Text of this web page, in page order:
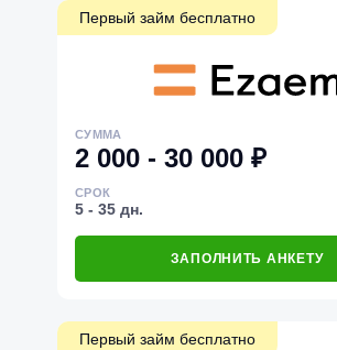
Первый займ бесплатно
СУММА
2 000 - 30 000 ₽
СРОК
5 - 35 дн.
ЗАПОЛНИТЬ АНКЕТУ
Первый займ бесплатно